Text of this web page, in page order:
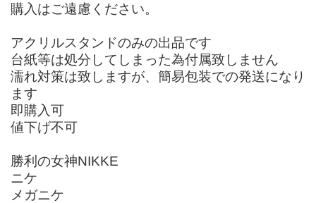
購入はご遠慮ください。
アクリルスタンドのみの出品です
台紙等は処分してしまった為付属致しません
濡れ対策は致しますが、簡易包装での発送になり
ます
即購入可
値下げ不可
勝利の女神NIKKE
ニケ
メガニケ